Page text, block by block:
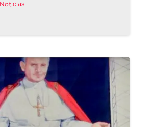
Noticias